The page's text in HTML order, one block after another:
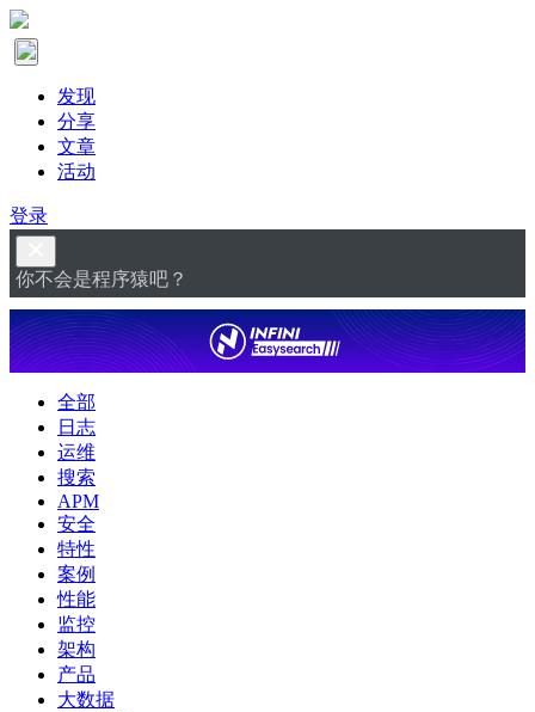
发现
分享
文章
活动
登录
你不会是程序猿吧？
全部
日志
运维
搜索
APM
安全
特性
案例
性能
监控
架构
产品
大数据